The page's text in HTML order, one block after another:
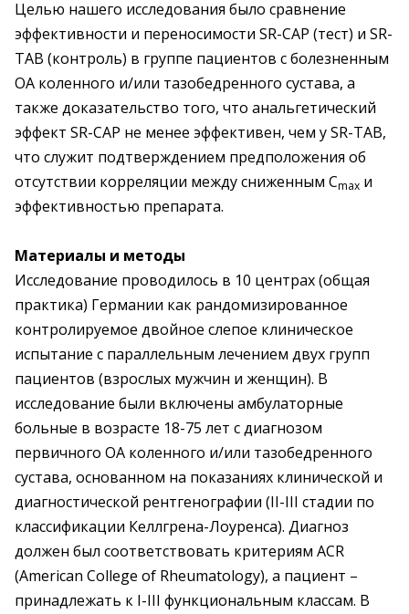
Целью нашего исследования было сравнение
эффективности и переносимости SR-CAP (тест) и SR-
ТAВ (контроль) в группе пациентов с болезненным
ОА коленного и/или тазобедренного сустава, а
также доказательство того, что анальгетический
эффект SR-CAP не менее эффективен, чем у SR-ТAВ,
что служит подтверждением предположения об
отсутствии корреляции между сниженным Сmax и
эффективностью препарата.
Материалы и методы
Исследование проводилось в 10 центрах (общая
практика) Германии как рандомизированное
контролируемое двойное слепое клиническое
испытание с параллельным лечением двух групп
пациентов (взрослых мужчин и женщин). В
исследование были включены амбулаторные
больные в возрасте 18-75 лет с диагнозом
первичного ОА коленного и/или тазобедренного
сустава, основанном на показаниях клинической и
диагностической рентгенографии (II-III стадии по
классификации Келлгрена-Лоуренса). Диагноз
должен был соответствовать критериям ACR
(American College of Rheumatology), а пациент –
принадлежать к I-III функциональным классам. В